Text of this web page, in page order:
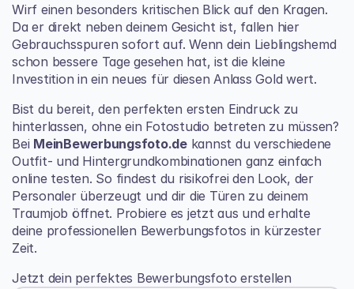
Wirf einen besonders kritischen Blick auf den Kragen.
Da er direkt neben deinem Gesicht ist, fallen hier
Gebrauchsspuren sofort auf. Wenn dein Lieblingshemd
schon bessere Tage gesehen hat, ist die kleine
Investition in ein neues für diesen Anlass Gold wert.
Bist du bereit, den perfekten ersten Eindruck zu
hinterlassen, ohne ein Fotostudio betreten zu müssen?
Bei MeinBewerbungsfoto.de kannst du verschiedene
Outfit- und Hintergrundkombinationen ganz einfach
online testen. So findest du risikofrei den Look, der
Personaler überzeugt und dir die Türen zu deinem
Traumjob öffnet. Probiere es jetzt aus und erhalte
deine professionellen Bewerbungsfotos in kürzester
Zeit.
Jetzt dein perfektes Bewerbungsfoto erstellen